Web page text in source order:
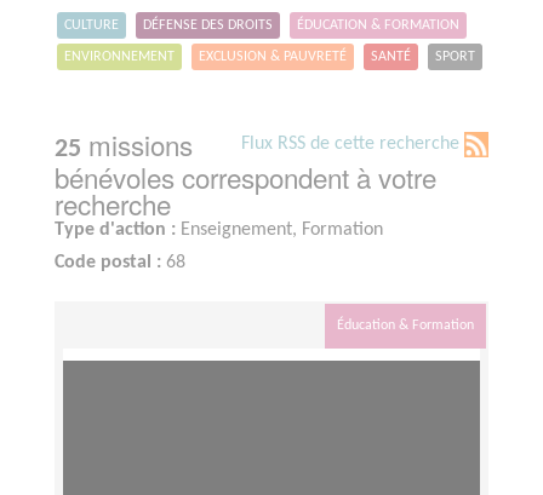
CULTURE DÉFENSE DES DROITS ÉDUCATION & FORMATION
ENVIRONNEMENT EXCLUSION & PAUVRETÉ SANTÉ SPORT
Flux RSS de cette recherche
25 missions
bénévoles correspondent à votre
recherche
Type d'action : Enseignement, Formation
Code postal : 68
Éducation & Formation